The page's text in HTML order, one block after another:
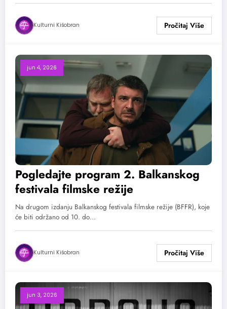
Kulturni Kišobran
jun 4, 2026
Pogledajte program 2. Balkanskog
festivala filmske režije
Na drugom izdanju Balkanskog festivala filmske režije (BFFR), koje
će biti održano od 10. do…
Kulturni Kišobran
jun 3, 2026